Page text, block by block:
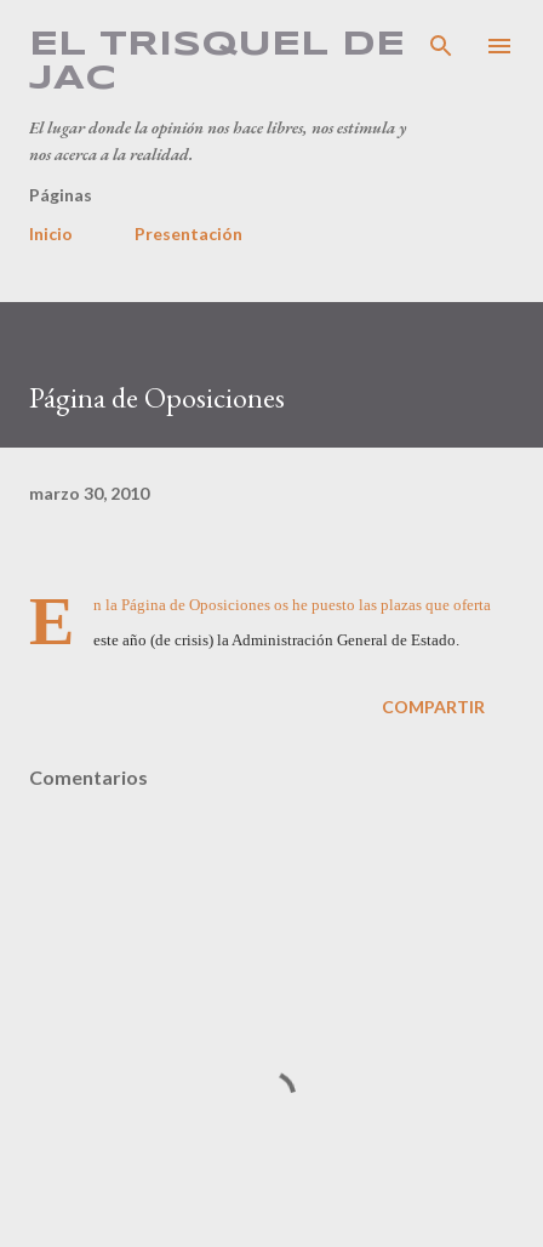
Ir al contenido principal
EL TRISQUEL DE
JAC
El lugar donde la opinión nos hace libres, nos estimula y
nos acerca a la realidad.
Páginas
Inicio
Presentación
Página de Oposiciones
marzo 30, 2010
E
n la Página de Oposiciones os he puesto las plazas que oferta
este año (de crisis) la Administración General de Estado.
COMPARTIR
Comentarios